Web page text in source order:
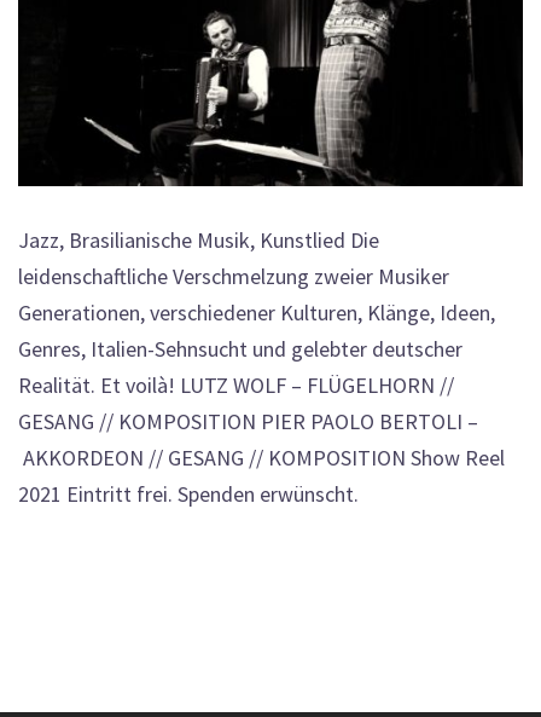
Jazz, Brasilianische Musik, Kunstlied Die
leidenschaftliche Verschmelzung zweier Musiker
Generationen, verschiedener Kulturen, Klänge, Ideen,
Genres, Italien-Sehnsucht und gelebter deutscher
Realität. Et voilà! LUTZ WOLF – FLÜGELHORN //
GESANG // KOMPOSITION PIER PAOLO BERTOLI –
AKKORDEON // GESANG // KOMPOSITION Show Reel
2021 Eintritt frei. Spenden erwünscht.